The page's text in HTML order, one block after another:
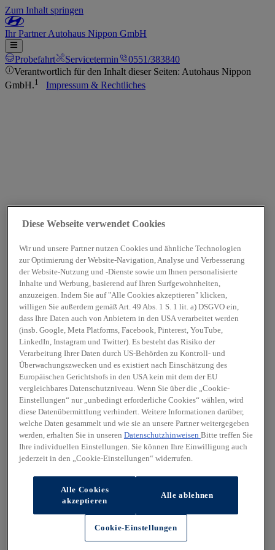
Zum Inhalt springen
IhrPartnerAutohaus Nippon GmbH
Probefahrt Servicetermin
0551/383840
Verantwortlich für den Inhalt dieser Seiten: Autohaus Nippon
GmbH.1 Impressum & Rechtliches
Diese Webseite verwendet Cookies
Wir und unsere Partner nutzen Cookies und ähnliche Technologien
zur Optimierung der Website-Navigation, Analyse und Verbesserung
der Website-Nutzung und -Dienste sowie um Ihnen personalisierte
Inhalte und Werbung, basierend auf Ihren Surfgewohnheiten,
anzuzeigen. Indem Sie auf "Alle Cookies akzeptieren" klicken,
willigen Sie außerdem gemäß Art. 49 Abs. 1 S. 1 lit. a) DSGVO ein,
dass Ihre Daten auch von Anbietern in den USA verarbeitet werden
(insb. Google, Meta Platforms, Facebook, Pinterest, YouTube,
LinkedIn, Instagram und Twitter). Es besteht das Risiko der
Verarbeitung Ihrer Daten durch US-Behörden zu Kontroll- und
Überwachungszwecken und es existiert nach Einschätzung des
Europäischen Gerichtshofs in den USA kein mit dem der EU
vergleichbares Datenschutzniveau. Wenn Sie über die „Cookie-
Einstellungen“ nur „unbedingt erforderliche Cookies“ wählen, wird
diese Datenübermittlung verhindert. Weitere Informationen darüber,
welche Daten gesammelt und wie sie an unsere Partner weitergegeben
werden, erhalten Sie in unseren Datenschutzhinweisen Bitte treffen Sie
Ihre individuellen Einstellungen. Sie können Ihre Einwilligung auch
jederzeit in den „Cookie-Einstellungen“ widerrufen.
Alle Cookies
akzeptieren
Alle ablehnen
Cookie-Einstellungen